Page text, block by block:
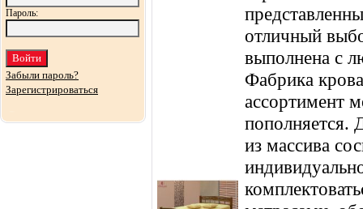
Пароль:
Забыли пароль?
Зарегистрироваться
отличный
выполнена с
Фабрика
ассортимент
пополняется.
из массива